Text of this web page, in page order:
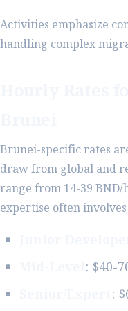
Activities emphasize
handling complex
Brunei-specific rates
draw from global and
range from 14-39 BND/
expertise often
: $40-
: